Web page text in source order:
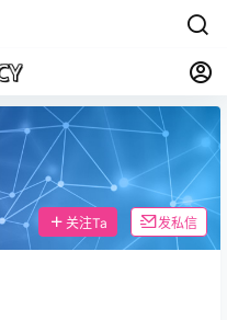
关注Ta 发私信